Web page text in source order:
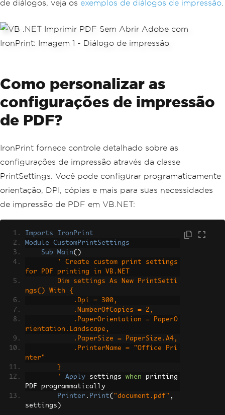
de diálogos, veja os exemplos de diálogos de impressão
Como personalizar as
configurações de impressão
de PDF?
IronPrint fornece controle detalhado sobre as
configurações de impressão através da classe
PrintSettings. Você pode configurar programaticamente
orientação, DPI, cópias e mais para suas necessidades
de impressão de PDF em VB.NET:
Imports
IronPrint
Module
CustomPrintSettings
Sub
Main()
' Create custom print settings
for PDF printing in VB.NET
ngs() With {
            .Dpi = 300,
            .NumberOfCopies = 2,
rientation.Landscape,
            .PaperSize = PaperSize.A4,
nter"
        }
        '
Apply settings when printing
PDF programmatically
Printer . Print( "document.pdf" ,
settings )